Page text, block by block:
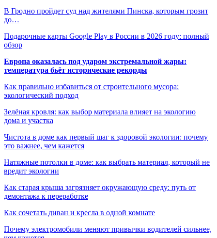
В Гродно пройдет суд над жителями Пинска, которым грозит
до…
Подарочные карты Google Play в России в 2026 году: полный
обзор
Европа оказалась под ударом экстремальной жары:
температура бьёт исторические рекорды
Как правильно избавиться от строительного мусора:
экологический подход
Зелёная кровля: как выбор материала влияет на экологию
дома и участка
Чистота в доме как первый шаг к здоровой экологии: почему
это важнее, чем кажется
Натяжные потолки в доме: как выбрать материал, который не
вредит экологии
Как старая крыша загрязняет окружающую среду: путь от
демонтажа к переработке
Как сочетать диван и кресла в одной комнате
Почему электромобили меняют привычки водителей сильнее,